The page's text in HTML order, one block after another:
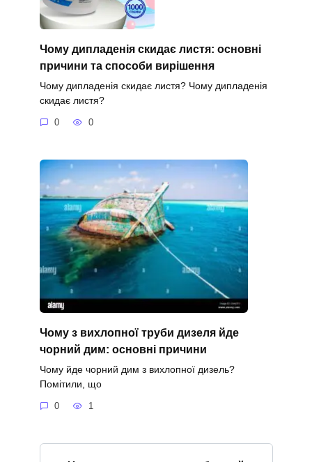
Чому дипладенія скидає листя: основні
причини та способи вирішення
Чому дипладенія скидає листя? Чому дипладенія
скидає листя?
0 0
Чому з вихлопної труби дизеля йде
чорний дим: основні причини
Чому йде чорний дим з вихлопної дизель?
Помітили, що
0 1